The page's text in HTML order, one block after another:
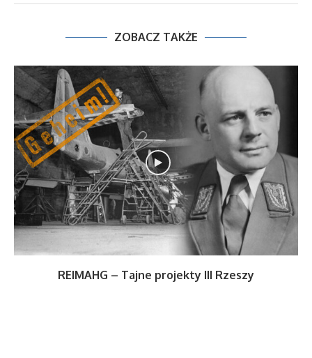
ZOBACZ TAKŻE
REIMAHG – Tajne projekty III Rzeszy